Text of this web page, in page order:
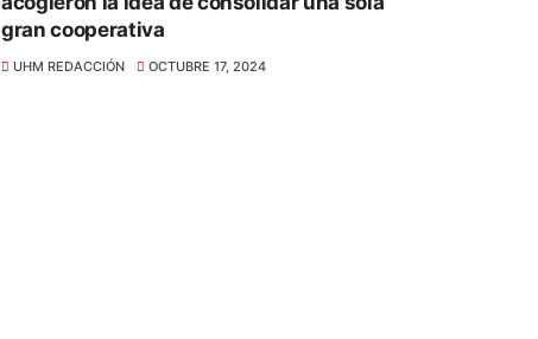
gran cooperativa
UHM REDACCIÓN OCTUBRE 17, 2024